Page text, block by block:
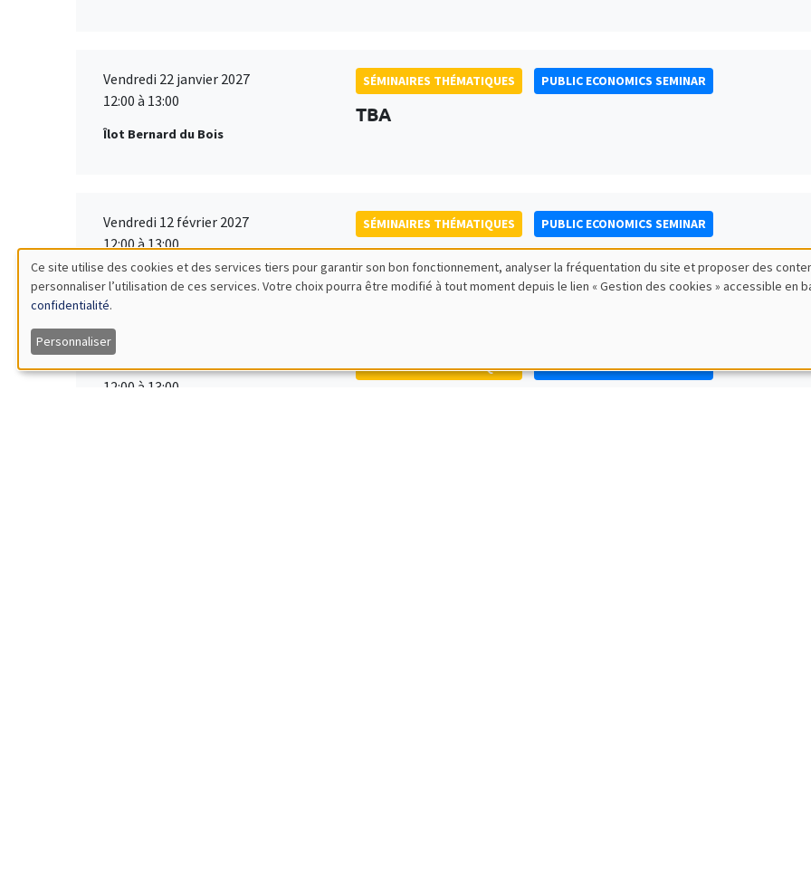
Vendredi 22 janvier 2027
12:00 à 13:00
Îlot Bernard du Bois
SÉMINAIRES THÉMATIQUES PUBLIC ECONOMICS SEMINAR
TBA
Vendredi 12 février 2027
12:00 à 13:00
Îlot Bernard du Bois
SÉMINAIRES THÉMATIQUES PUBLIC ECONOMICS SEMINAR
TBA
Vendredi 19 mars 2027
12:00 à 13:00
SÉMINAIRES THÉMATIQUES PUBLIC ECONOMICS SEMINAR
Utilisation
des
données
Ce site utilise des cookies et des services tiers pour garantir son bon fonctionnement, analyser la fréquentation du site et proposer des
personnaliser l’utilisation de ces services. Votre choix pourra être modifié à tout moment depuis le lien « Gestion des cookies » accessible en
confidentialité.
Personnaliser